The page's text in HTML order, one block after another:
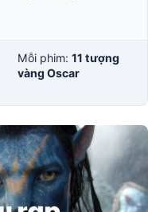
Mỗi phim: 11 tượng
vàng Oscar